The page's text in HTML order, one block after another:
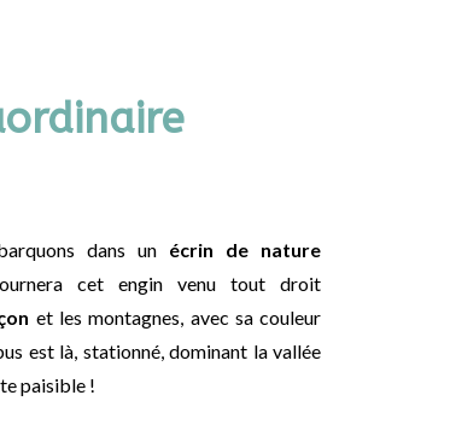
dans un écrin de nature
cet engin venu tout droit
et les montagnes, avec sa couleur
est là, stationné, dominant la vallée
paisible !